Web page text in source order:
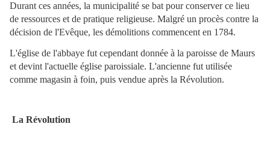
Durant ces années, la municipalité se bat pour conserver ce lieu
de ressources et de pratique religieuse. Malgré un procès contre la
décision de l'Evêque, les démolitions commencent en 1784.
L'église de l'abbaye fut cependant donnée à la paroisse de Maurs
et devint l'actuelle église paroissiale. L'ancienne fut utilisée
comme magasin à foin, puis vendue après la Révolution.
La Révolution